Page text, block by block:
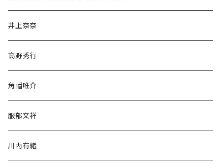
文学・小説・物語
随筆・ノンフィクション・その他
井上奈奈
高野秀行
角幡唯介
服部文祥
川内有緒